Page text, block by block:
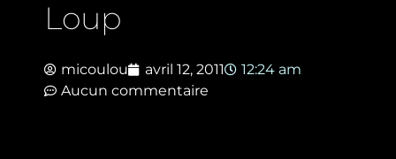
Loup
micoulou avril 12, 2011
12:24 am
Aucun commentaire